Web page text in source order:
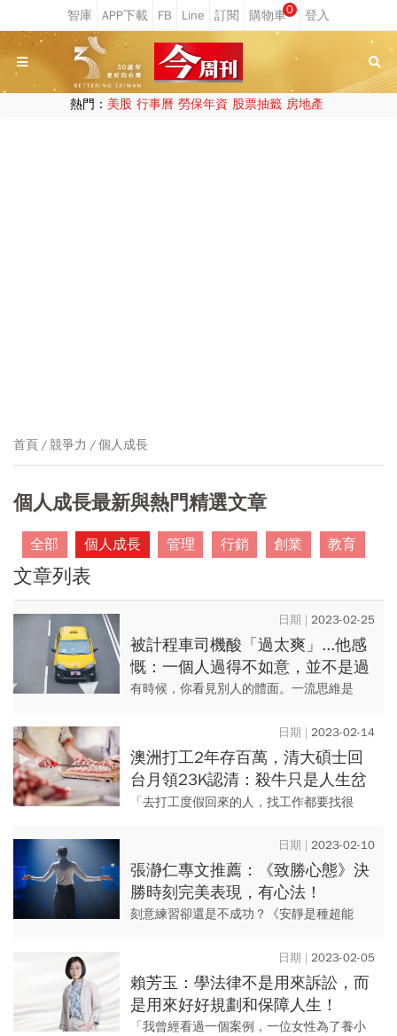
0
熱門： 美股 行事曆 勞保年資 股票抽籤 房地產
首頁 競爭力 個人成長
個人成長最新與熱門精選文章
全部 個人成長 管理 行銷 創業 教育
文章列表
2023-02-25
被計程車司機酸「過太爽」...他感
慨：一個人過得不如意，並不是過
得如意的人害的
有時候，你看見別人的體面。一流思維是
「我把自己做好！」三流思維是諷：「他怎
麼那麼爽！」 （原文刊載...
2023-02-14
澳洲打工2年存百萬，清大碩士回
台月領23K認清：殺牛只是人生岔
路，賺再多都不是終點
「去打工度假回來的人，找工作都要找很
友，在打工度假回來之後，求職心態出現明
顯變化，他說：「即使找到了，...
2023-02-10
張瀞仁專文推薦：《致勝心態》決
勝時刻完美表現，有心法！
刻意練習卻還是不成功？《安靜是種超能
對人生中的每個重要時刻，本書幫你做好萬
全心理準備！
2023-02-05
賴芳玉：學法律不是用來訴訟，而
是用來好好規劃和保障人生！
「我曾經看過一個案例，一位女性為了養小